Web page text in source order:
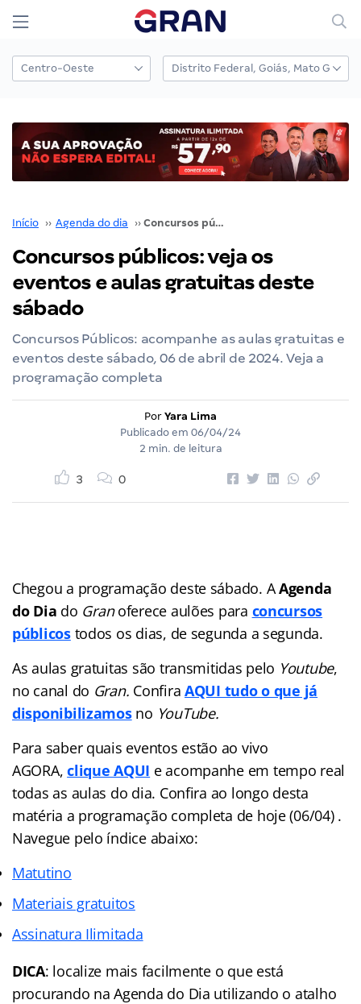
Início ›› Agenda do dia ›› Concursos públicos: veja os eventos e aulas gratuitas deste sábado
Concursos públicos: veja os
eventos e aulas gratuitas deste
sábado
Concursos Públicos: acompanhe as aulas gratuitas e
eventos deste sábado, 06 de abril de 2024. Veja a
programação completa
Por Yara Lima
Publicado em 06/04/24
2 min. de leitura
3 0
Chegou a programação deste sábado. AAgenda
do Dia do Granoferece aulões para concursos
públicostodos os dias, de segunda a segunda.
As aulas gratuitas são transmitidas pelo Youtube,
no canal do Gran. Confira AQUI tudo o que já
disponibilizamosno YouTube.
Para saber quais eventos estão ao vivo
AGORA,clique AQUI e acompanhe em tempo real
todas as aulas do dia. Confira ao longo desta
matéria a programação completa de hoje (06/04) .
Navegue pelo índice abaixo:
Matutino
Materiais gratuitos
Assinatura Ilimitada
DICA: localize mais facilmente o que está
procurando na Agenda do Dia utilizando o atalho